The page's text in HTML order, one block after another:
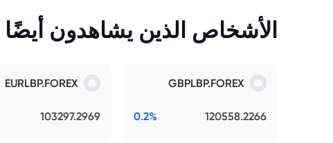
الأشخاص الذين يشاهدون أيضًا
GBPLBP.FOREX
120558.2266
0.2%
EURLBP.FOREX
103297.2969